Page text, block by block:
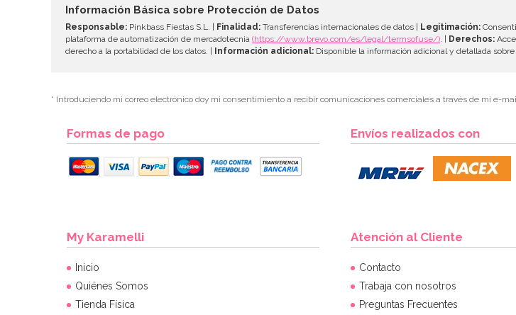
Información Básica sobre Protección de Datos
Responsable: Pinkbass Fiestas S.L. | Finalidad: Transferencias internacionales de datos | Legitimación:
plataforma de automatización de mercadotecnia (https://www.brevo.com/es/legal/termsofuse/) . | Derechos:
derecho a la portabilidad de los datos. | Información adicional: Disponible la información adicional y detallada
* Introduciendo mi correo electrónico doy mi consentimiento a recibir comunicaciones comerciales a través de mi e-
Formas de pago Envíos realizados con
My Karamelli
Inicio
Quiénes Somos
Tienda Física
Atención al Cliente
Contacto
Trabaja con nosotros
Preguntas Frecuentes